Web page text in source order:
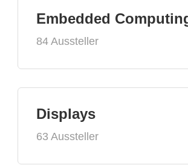
Embedded
84 Aussteller
Displays
63 Aussteller